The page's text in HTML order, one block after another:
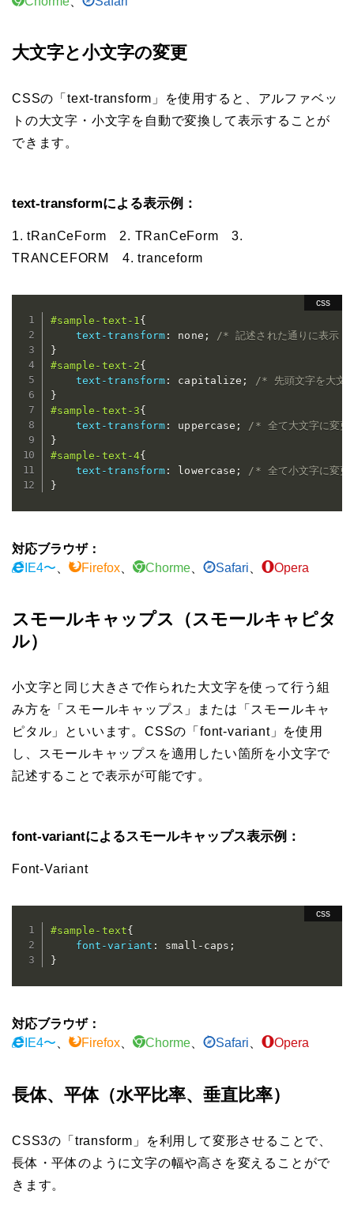
大文字と小文字の変更
CSSの「text-transform」を使用すると、アルファベッ
トの大文字・小文字を自動で変換して表示することが
できます。
text-transformによる表示例：
1. tRanCeForm 2. TRanCeForm
3.
TRANCEFORM
4. tranceform
#sample-text-1 {
text-transform : none ;
/* 記述された通りに表示
}
#sample-text-2{
text-transform : capitalize ;
/* 先頭文字を大文
}
#sample-text-3{
text-transform : uppercase ;
/* 全て大文字に変
}
#sample-text-4{
text-transform : lowercase ;
/* 全て小文字に変
}
対応ブラウザ：
IE4〜
Firefox Chorme Safari Opera
スモールキャップス（スモールキャピタ
ル）
小文字と同じ大きさで作られた大文字を使って行う組
み方を「スモールキャップス」または「スモールキャ
ピタル」といいます。CSSの「font-variant」を使用
し、スモールキャップスを適用したい箇所を小文字で
記述することで表示が可能です。
font-variantによるスモールキャップス表示例：
Font-Variant
#sample-text{
font-variant : small-caps ;
}
対応ブラウザ：
IE4〜
Firefox Chorme Safari Opera
長体、平体（水平比率、垂直比率）
CSS3の「transform」を利用して変形させることで、
長体・平体のように文字の幅や高さを変えることがで
きます。